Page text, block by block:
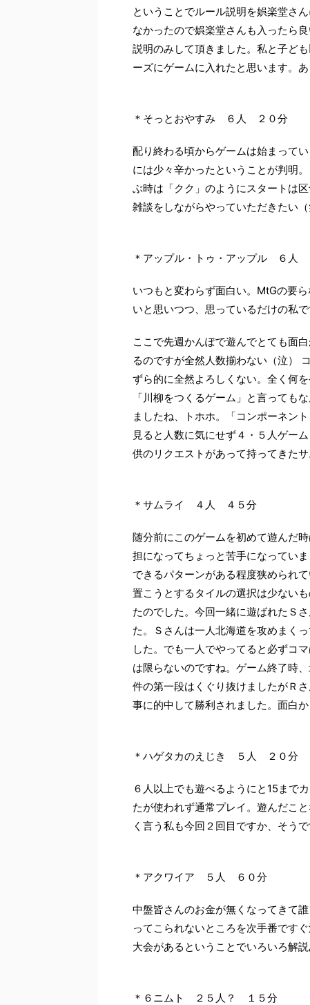
ということでルール説明を娯楽堂さ
なかったので娯楽堂さんも入ったら
説明のみして頂きました。私と子ど
ーズにゲームに入れたと思います。あ
＊そっとおやすみ ６人 ２０分
配り終わる頃からゲームは始まって
には少々辛かったということが判明
ぶ時は「クク」のようにスタートは
雑談をしながらやっていただきたい（
＊アップル・トゥ・アップル ６人
いつもと変わらず面白い。MtGの要
いと思いつつ、思っているだけの私で
ここで先週かんぽで遊んでとても面
るのですが全然人数揃わない（泣）
ずら的に全然よろしくない。全く何
「川柳をつくるゲーム」と言っても
ましたね、トホホ。「コンポーネン
見ると人数に気にせず４・５人ゲー
供のリクエストがあって持ってきたサ
＊サムライ ４人 ４５分
随分前にこのゲームを初めて遊んだ
担になってちょっと苦手になってい
できるパターンがある程度狭められ
置こうとするタイルの選択は少ない
たのでした。今回一緒に遊ばれたＳ
た。Ｓさんは一人北海道を攻めまく
した。でも一人でやってると必ずコ
は限らないのですね。ゲーム終了時
件の第一段はくぐり抜けましたがＲ
事に的中して勝利されました。面白か
＊ハゲタカのえじき ５人 ２０分
６人以上でも遊べるようにと15まで
たが使われず通常プレイ。遊んだこ
く言う私も今回２回目ですか、そうで
＊アクワイア ５人 ６０分
中盤皆さんのお金が無くなってきて
ってこられないところを次手番です
大会があるということでいろいろ解説
＊６ニムト ２５人？ １５分